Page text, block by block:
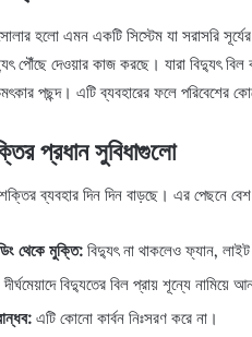
হলো এমন একটি সিস্টেম যা সরাসরি
পৌঁছে দেওয়ার কাজ করছে। যারা বিদ্যুৎ
পছন্দ। এটি ব্যবহারের ফলে পরিবেশের
প্রধান সুবিধাগুলো
ব্যবহার দিন দিন বাড়ছে। এর পেছনে
থেকে মুক্তি: বিদ্যুৎ না থাকলেও ফ্যান,
দীর্ঘমেয়াদে বিদ্যুতের বিল প্রায় শূন্যে নামিয়ে
এটি কোনো কার্বন নিঃসরণ করে না।